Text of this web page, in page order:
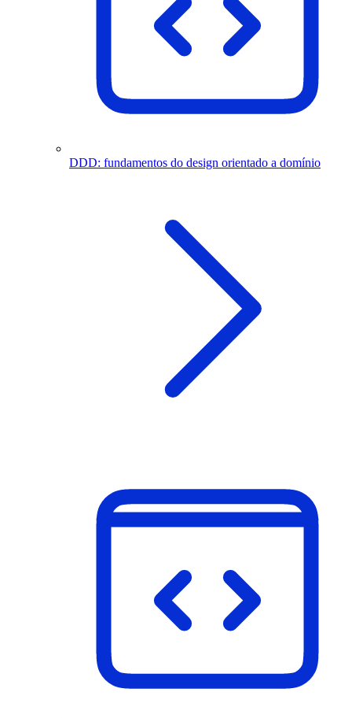
DDD: fundamentos do design orientado a domínio